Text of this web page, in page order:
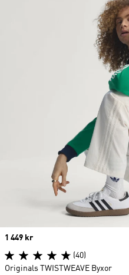
Price
1 449 kr
(40)
Originals TWISTWEAVE Byxor